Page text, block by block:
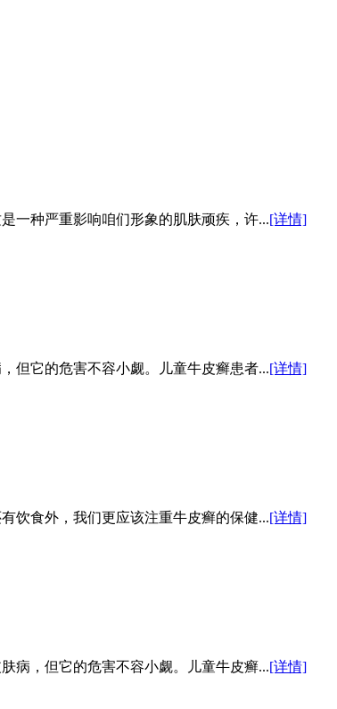
一种严重影响咱们形象的肌肤顽疾，许...[详情]
但它的危害不容小觑。儿童牛皮癣患者...[详情]
饮食外，我们更应该注重牛皮癣的保健...[详情]
病，但它的危害不容小觑。儿童牛皮癣...[详情]